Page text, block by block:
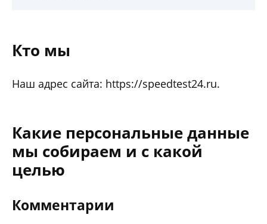
Кто мы
Наш адрес сайта: https://speedtest24.ru.
Какие персональные данные
мы собираем и с какой
целью
Комментарии